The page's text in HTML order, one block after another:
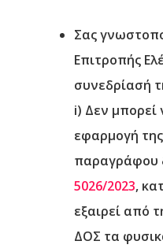
Σας
Επιτροπής
συνεδρίασή
i) Δεν μπορεί
εφαρμογή
παραγράφου
5026/2023,
εξαιρεί από
ΔΟΣ τα